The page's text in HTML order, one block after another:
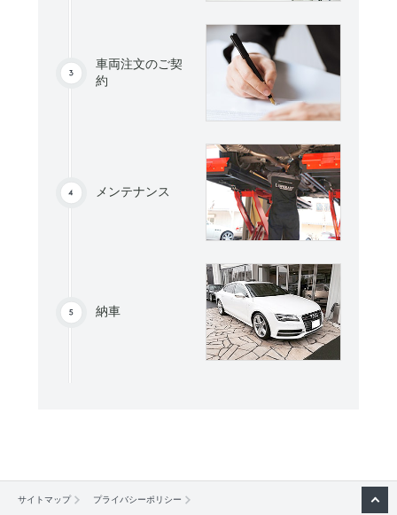
車両注文のご契
約
メンテナンス
納車
サイトマップ プライバシーポリシー